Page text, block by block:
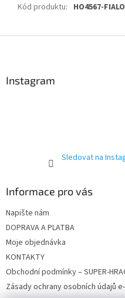
Kód produktu: HO4567-
Instagram
Sledovat na
Informace pro vás
Napište nám
DOPRAVA A PLATBA
Moje objednávka
KONTAKTY
Obchodní podmínky – SUPER-
Zásady ochrany osobních údajů